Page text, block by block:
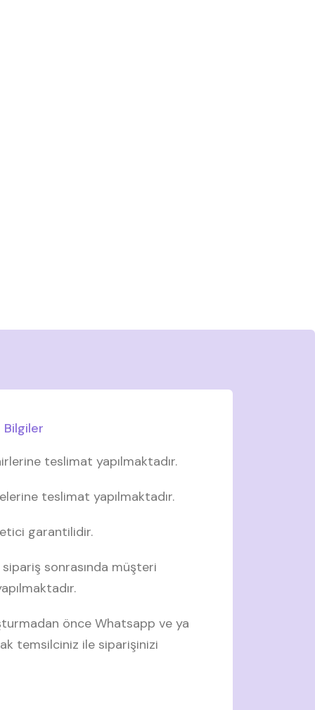
Bilgiler
teslimat yapılmaktadır.
teslimat yapılmaktadır.
garantilidir.
sonrasında müşteri
önce Whatsapp ve ya
temsilciniz ile siparişinizi